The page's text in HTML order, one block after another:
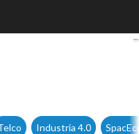
scommette sulla
Industria 4.0